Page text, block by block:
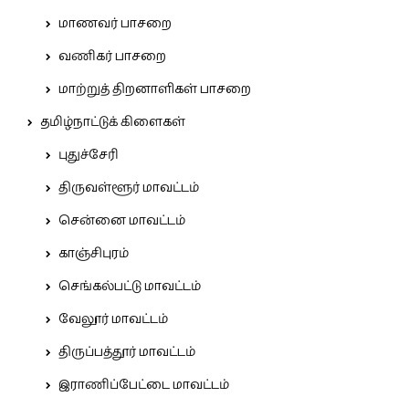
மாணவர் பாசறை
வணிகர் பாசறை
மாற்றுத் திறனாளிகள் பாசறை
தமிழ்நாட்டுக் கிளைகள்
புதுச்சேரி
திருவள்ளூர் மாவட்டம்
சென்னை மாவட்டம்
காஞ்சிபுரம்
செங்கல்பட்டு மாவட்டம்
வேலூர் மாவட்டம்
திருப்பத்தூர் மாவட்டம்
இராணிப்பேட்டை மாவட்டம்